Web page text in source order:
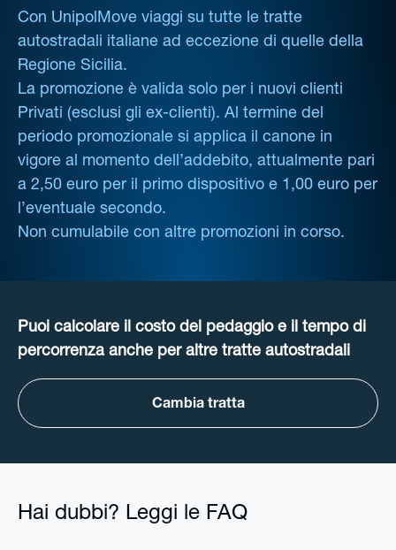
Con UnipolMove viaggi su tutte le tratte
autostradali italiane ad eccezione di quelle della
Regione Sicilia.
La promozione è valida solo per i nuovi clienti
Privati (esclusi gli ex-clienti). Al termine del
periodo promozionale si applica il canone in
vigore al momento dell’addebito, attualmente pari
a 2,50 euro per il primo dispositivo e 1,00 euro per
l’eventuale secondo.
Non cumulabile con altre promozioni in corso.
Puoi calcolare il costo del pedaggio e il tempo di
percorrenza anche per altre tratte autostradali
Cambia tratta
Hai dubbi? Leggi le FAQ